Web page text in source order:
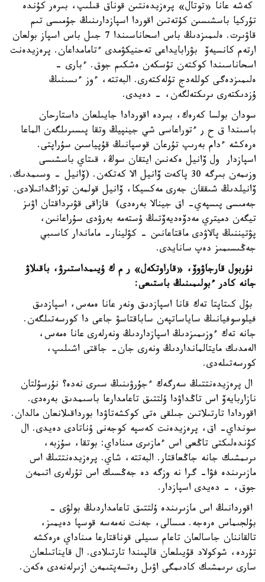
كەشە عانا «توتال» پرەزيدەنتىن قوناق قىلىپ، بىرەر كۇندە
تۇركيا باسشىسىن كۇتەتىن اقوردا اسپازدارىنىڭ جۇمىسى تىم
قاۋىرت. ەلىمىزدىڭ باس اسحاناسىندا 7 جىل باس اسپاز بولعان
ارتەم كانسيەۆ بۋرابايداعى تەحنيكۋمدى ءتامامداعان. پرەزيدەنت
اسحاناسىندا كوكتەن تۇسكەن ەشكىم جوق. ءبارى -
ەلىمىزدەگى كوللەدج تۇلەكتەرى. البەتتە، ءوز ءىسىنىڭ
ۇزدىكتەرى ىرىكتەلگەن، - دەيدى.
سودان بولسا كەرەك، بىردە اقوردادا جايىلعان داستارحان
باسىندا ق ح ر ءتوراعاسى شي جينپيڭ وتقا پىسىرىلگەن الماعا
ەرەكشە ءدام بەرىپ تۇرعان قوسپانىڭ قۇپياسىن سۇراپتى.
اسپازدار ول ۆانيل ەكەنىن ايتقان سوڭ، قىتاي باسشىسى
وزىمەن بىرگە 30 پاكەت ۆانيل الا كەتكەن. (ۆانيل - وسىمدىك.
ۆانيلدىڭ شىققان جەرى مەكسيكا، ۆانيل قولمەن توزاڭداتىلادى.
جەمىسى پىسپەي- اق جينالا بەرەدى) قازاقى قۋىرداقتان اۋىز
تيگەن دميتري مەدۆەديەۆتىڭ ۇستەمە بەرۋدى سۇراعانىن،
پۋتيننىڭ پالاۋدى ماقتاعانىن - كۋلينار- ماماندار كاسىبي
جەڭىسىمىز دەپ سانايدى.
نۇربول قارجاۋوۆ، «قاراوتكەل» ر م ك ۇيىمداستىرۋ، باقىلاۋ
جانە كادر ءبولىمىنىڭ باستىعى:
بۇل كىتاپتا تەك قانا اسپازدىق ونەر عانا ەمەس، اسپازدىق
فيلوسوفيانىڭ ساياساتپەن ساباقتاسۋ جاعى دا كورسەتىلگەن.
جانە تەك ءوزىمىزدىڭ اسپازداردىڭ ونەرلەرى عانا ەمەس،
الەمدىك مايتالمانداردىڭ ونەرى جان- جاقتى اشىلىپ،
كورسەتىلەدى.
ال پرەزيدەنتتىڭ سەرگەك ءجۇرۋىنىڭ سىرى نەدە؟ نۇرسۇلتان
نازاربايەۆ اس تاڭداۋدا ۇلتتىق تاعامدارعا باسىمدىق بەرەدى.
اقوردادا تارتىلاتىن جىلقى ەتى كوكشەتاۋدا بورداقىلانعان مالدان.
سونداي- اق، پرەزيدەنت كەسپە كوجەنى ۇناتادى دەيدى. ال
كۇندەلىكتى تاڭعى اس ءمازىرى مىناداي: بوتقا، سۇزبە،
ىرىمشىك جانە جاڭعاقتار. البەتتە، شاي. پرەزيدەنتتىڭ اس
مازىرىندە فۋا- گرا نە وزگە دە جەڭسىك اس تۇرلەرى اتىمەن
جوق، - دەيدى اسپازدار.
اقوردانىڭ اس مازىرىندە ۇلتتىق تاعامداردىڭ بولۋى -
بۇلجىماس ەرەجە. مىسالى، جەنت نەمەسە قوسپا دەيمىز،
تالقاننان جاسالعان تاعام سىيلى قوناقتارعا مىناداي ەرەكشە
تۇردە، شوكولاد قۇيىلعان قالپىندا تارتىلادى. ال قايناتىلعان
سارى ىرىمشىك كادىمگى اۋىل رەتسەپتىمەن ازىرلەنەدى ەكەن.